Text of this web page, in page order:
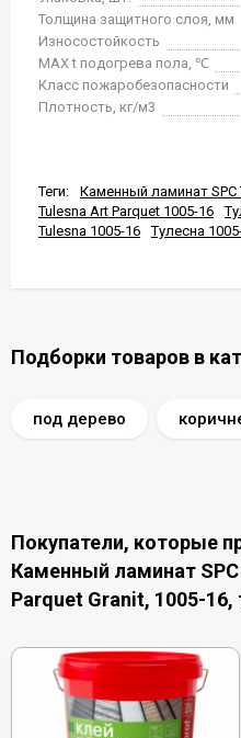
Толщина защитного слоя, мм
Износостойкость
MAX t подогрева пола, ℃
Класс пожаробезопасности
Плотность, кг/м3
Теги:
Каменный ламинат SPC
Tulesna Art Parquet 1005-16
Tulesna 1005-16
Тулесна
Подборки товаров в
под дерево
Покупатели, которые
Каменный ламинат
Parquet Granit, 1005-16,